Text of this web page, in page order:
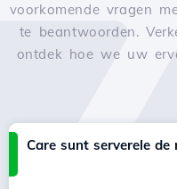
voorkomende vragen
te beantwoorden.
ontdek hoe we uw
Care sunt serverele de